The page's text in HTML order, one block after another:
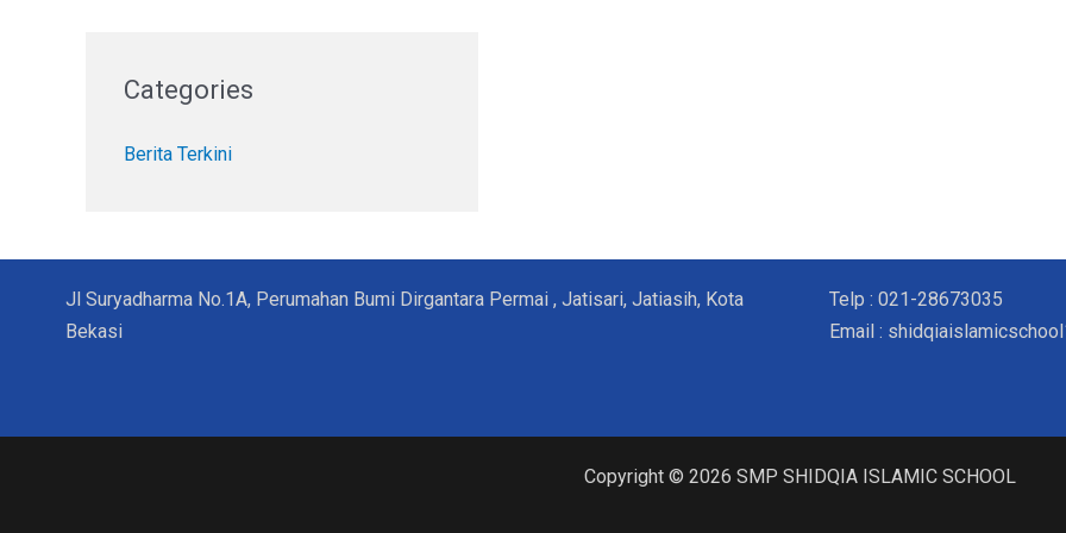
Categories
Berita Terkini
Jl Suryadharma No.1A, Perumahan Bumi Dirgantara Permai , Jatisari, Jatiasih, Kota
Bekasi
Telp : 021-28673035
Email :
Copyright © 2026 SMP SHIDQIA ISLAMIC SCHOOL